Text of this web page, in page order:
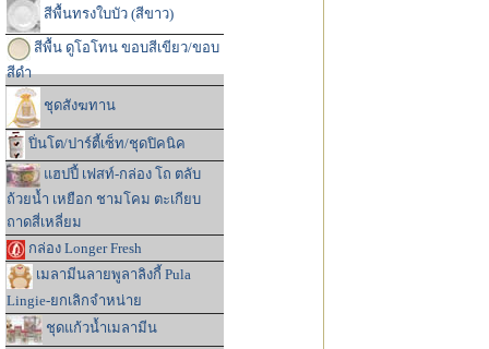
สีพื้นทรงใบบัว (สีขาว)
สีพื้น ดูโอโทน ขอบสีเขียว/ขอบ
สีดำ
ชุดสังฆทาน
ปิ่นโต/ปาร์ตี้เซ็ท/ชุดปิคนิค
แฮปปี้ เฟสท์-กล่อง โถ ตลับ
ถ้วยน้ำ เหยือก ชามโคม ตะเกียบ
ถาดสี่เหลี่ยม
กล่อง Longer Fresh
เมลามีนลายพูลาลิงกี้ Pula
Lingie-ยกเลิกจำหน่าย
ชุดแก้วน้ำเมลามีน